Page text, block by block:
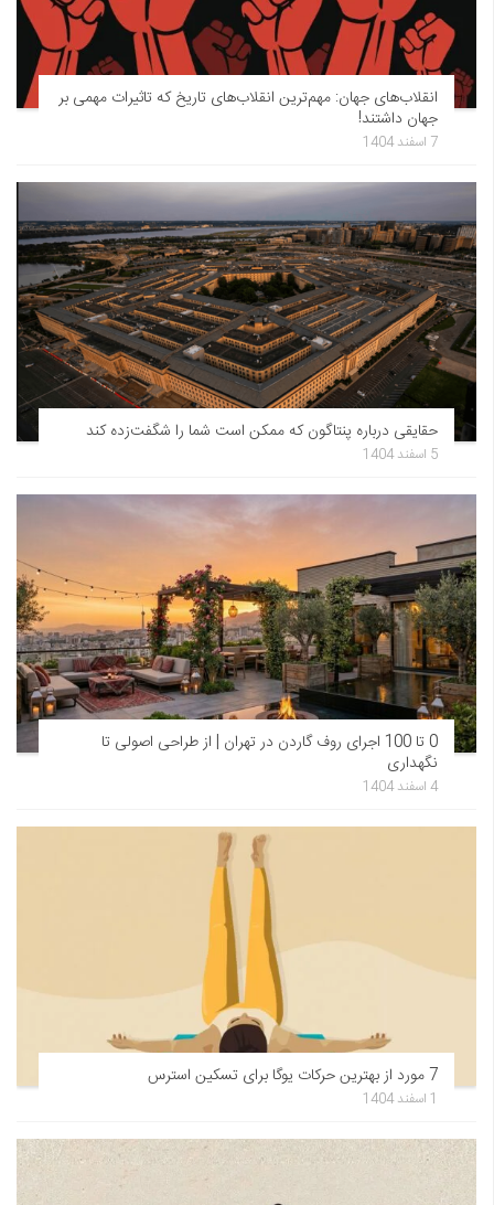
انقلاب‌های جهان: مهم‌ترین انقلاب‌های تاریخ که تاثیرات مهمی بر
جهان داشتند!
7 اسفند 1404
حقایقی درباره پنتاگون که ممکن است شما را شگفت‌زده کند
5 اسفند 1404
0 تا 100 اجرای روف گاردن در تهران | از طراحی اصولی تا
نگهداری
4 اسفند 1404
7 مورد از بهترین حرکات یوگا برای تسکین استرس
1 اسفند 1404